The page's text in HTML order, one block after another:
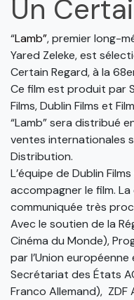
Un
“Lamb”, premier long-
Yared Zeleke, est
Certain Regard, à la
Ce film est produit par
Films, Dublin Films et
“Lamb” sera distribué
ventes internationales
Distribution.
L’équipe de Dublin
accompagner le film.
communiquée très
Avec le soutien de la
Cinéma du Monde),
par l’Union
Secrétariat des États
Franco Allemand), ZDF